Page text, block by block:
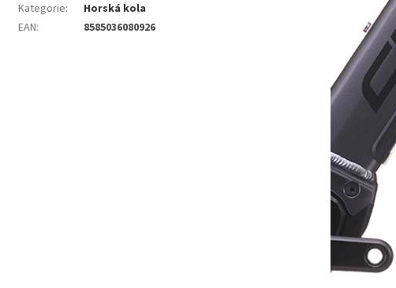
Kategorie:
Horská kola
EAN: 8585036080926